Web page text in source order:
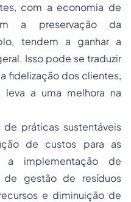
com a economia de
a preservação da
tendem a ganhar a
Isso pode se traduzir
fidelização dos clientes,
leva a uma melhora na
práticas sustentáveis
de custos para as
a implementação de
de gestão de resíduos
e diminuição de